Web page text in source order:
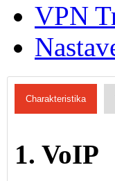
VPN
Charakteristika
1. VoIP